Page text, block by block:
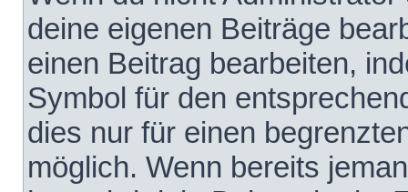
deine eigenen Beiträge
einen Beitrag bearbeiten,
Symbol für den
dies nur für einen
möglich. Wenn bereits